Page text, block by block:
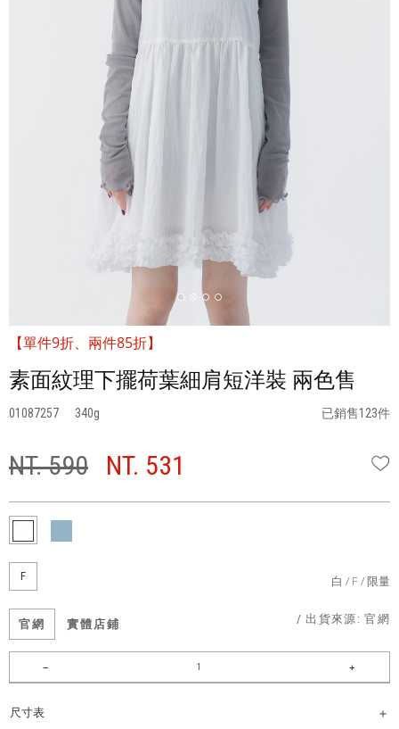
【單件9折、兩件85折】
素面紋理下擺荷葉細肩短洋裝 兩色售
01087257 340 已銷售123件
NT. 590 NT. 531
F 白 F 限量
官網 實體店鋪 / 出貨來源:官網
尺寸表